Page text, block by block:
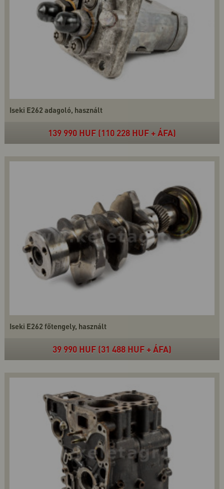
Iseki E262 adagoló, használt
139 990 HUF (110 228 HUF + ÁFA)
Iseki E262 főtengely, használt
39 990 HUF (31 488 HUF + ÁFA)